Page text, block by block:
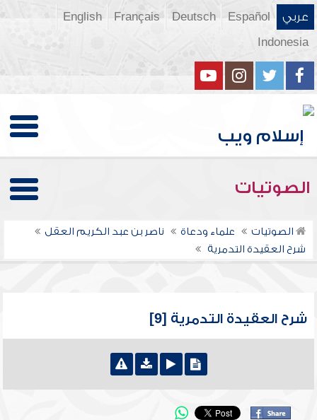
عربي Español
Deutsch
Français
English
Indonesia
الصوتيات
الصوتيات علماء ودعاة
ناصر بن عبد الكريم العقل
شرح العقيدة التدمرية
شرح العقيدة التدمرية [9]